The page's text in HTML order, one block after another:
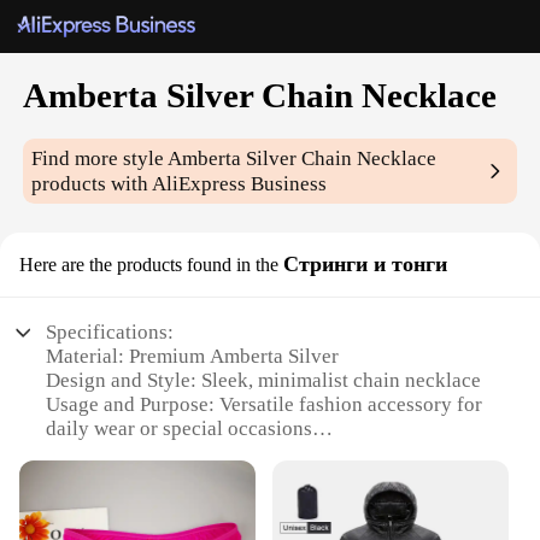
Amberta Silver Chain Necklace
Find more styleAmberta Silver Chain Necklace
products with AliExpress Business
Here are the products found in the Стринги и тонги
Specifications:
Material: Premium Amberta Silver
Design and Style: Sleek, minimalist chain necklace
Usage and Purpose: Versatile fashion accessory for
daily wear or special occasions
Shape or Size or Weight or Quantity: Available in
various lengths and weights to suit individual
preferences